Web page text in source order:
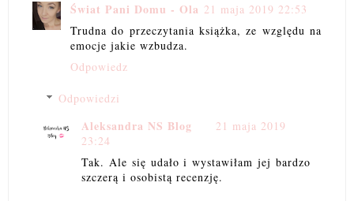
Świat Pani Domu - Ola 21 maja 2019 22:53
Trudna do przeczytania książka, ze względu na
emocje jakie wzbudza.
Odpowiedz
Odpowiedzi
Aleksandra NS Blog
21 maja 2019
23:24
Tak. Ale się udało i wystawiłam jej bardzo
szczerą i osobistą recenzję.